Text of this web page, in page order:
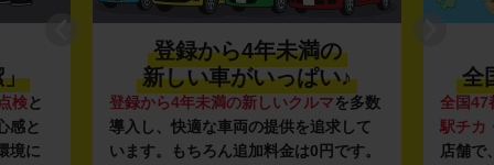
」
検と
感と
境に
登録から4年未満の
新しい車がいっぱい♪
登録から4年未満の新しいクルマを多数
導入し、快適な車両の提供を追求して
います。もちろん追加料金は0円です。
全
全国47
駅チカ
店舗で